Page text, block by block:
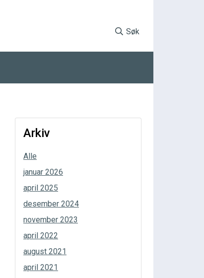
Søk
Arkiv
Alle
januar 2026
april 2025
desember 2024
november 2023
april 2022
august 2021
april 2021